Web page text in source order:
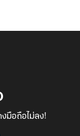
มือถือไม่ลง!